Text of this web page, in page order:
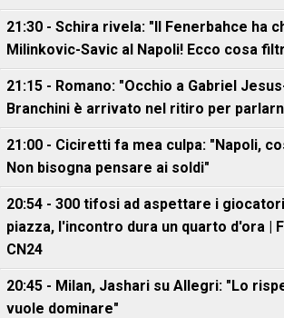
21:30 - Schira rivela: "Il Fenerbahce ha
Milinkovic-Savic al Napoli! Ecco cosa
21:15 - Romano: "Occhio a Gabriel
Branchini è arrivato nel ritiro per
21:00 - Ciciretti fa mea culpa: "Napoli,
Non bisogna pensare ai soldi"
20:54 - 300 tifosi ad aspettare i
piazza, l'incontro dura un quarto d'ora |
CN24
20:45 - Milan, Jashari su Allegri: "Lo
vuole dominare"